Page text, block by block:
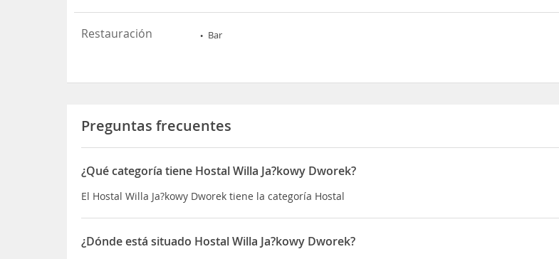
Restauración Bar
Preguntas frecuentes
¿Qué categoría tiene Hostal Willa Ja?kowy Dworek?
El Hostal Willa Ja?kowy Dworek tiene la categoría Hostal
¿Dónde está situado Hostal Willa Ja?kowy Dworek?